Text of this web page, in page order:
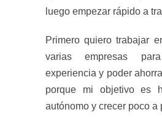
luego empezar rápido a
Primero quiero trabajar
varias empresas
experiencia y poder
porque mi objetivo es
autónomo y crecer poco a